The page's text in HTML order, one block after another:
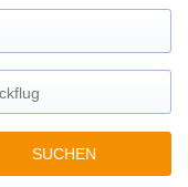
SUCHEN